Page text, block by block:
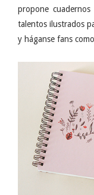
propone
talentos ilustrados
y háganse fans